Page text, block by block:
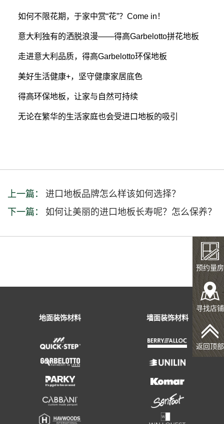
如何不限花期，于家中赏“花”？Come in！
意大利独有的洒脱浪漫——得高Garbelotto拼花地板
走进意大利品质，得高Garbelotto环保地板
美好生活健康+，坚守健康家居底色
得高环保地板，让家与自然可持续
无论在繁华的生活家庭也会受进口地板的吸引
上一篇：
进口地板品牌怎么样该如何选择？
下一篇：
如何让美丽的进口地板长寿呢？怎么保养？
预约量房
寻找店铺
返回顶部